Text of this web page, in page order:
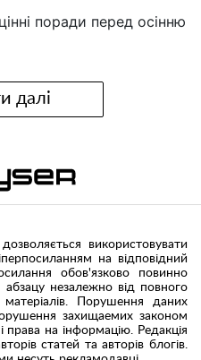
поради перед осінню
далі
дозволяється використовувати
на відповідний
обов'язково повинно
незалежно від повного
Порушення даних
захищаемих законом
права на інформацію. Редакція
статей та авторів блогів.